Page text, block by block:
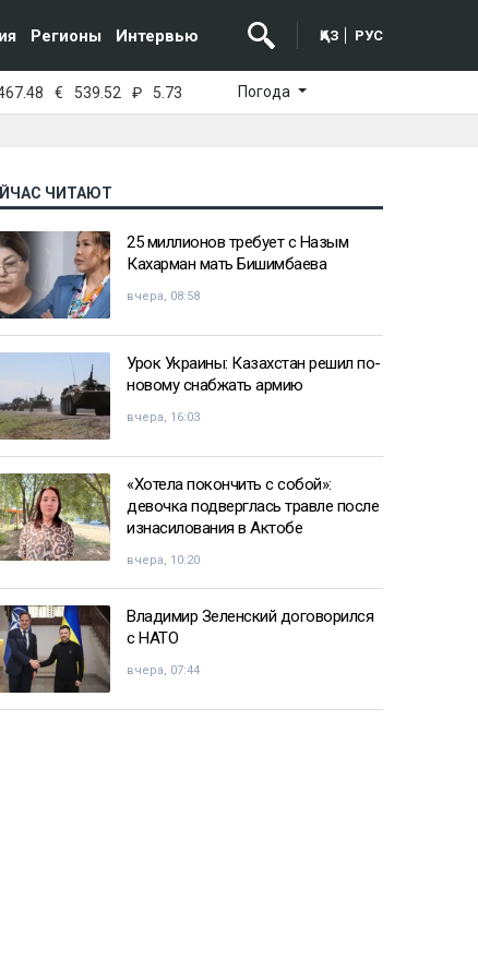
Регионы Интервью ҚАЗ РУС
€ 539.52 ₽ 5.73 Погода
ЧИТАЮТ
25 миллионов требует с Назым
Кахарман мать Бишимбаева
вчера, 08:58
Урок Украины: Казахстан решил по-
новому снабжать армию
вчера, 16:03
«Хотела покончить с собой»:
девочка подверглась травле после
изнасилования в Актобе
вчера, 10:20
Владимир Зеленский договорился
с НАТО
вчера, 07:44